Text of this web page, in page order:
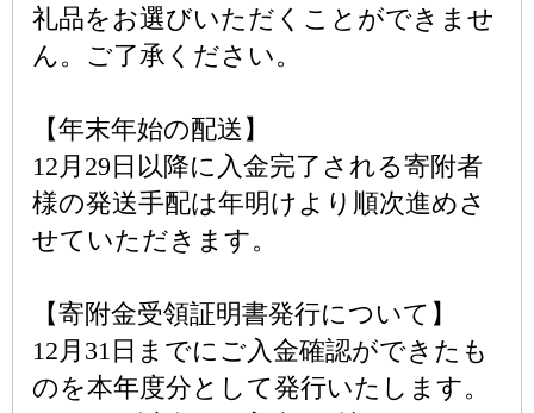
礼品をお選びいただくことができませ
ん。ご了承ください。
【年末年始の配送】
12月29日以降に入金完了される寄附者
様の発送手配は年明けより順次進めさ
せていただきます。
【寄附金受領証明書発行について】
12月31日までにご入金確認ができたも
のを本年度分として発行いたします。